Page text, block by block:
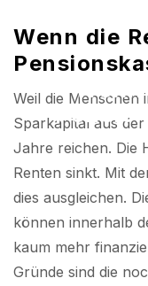
Wenn die
Weil die Menschen
Sparkapital aus
Jahre reichen. Die
Renten sinkt. Mit
dies ausgleichen.
können innerhalb
kaum mehr
Gründe sind die